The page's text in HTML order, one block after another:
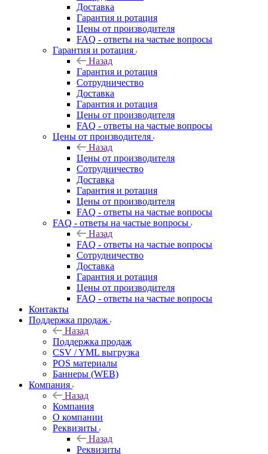
Доставка
Гарантия и ротация
Цены от производителя
FAQ - ответы на частые вопросы
Гарантия и ротация
Назад
Гарантия и ротация
Сотрудничество
Доставка
Гарантия и ротация
Цены от производителя
FAQ - ответы на частые вопросы
Цены от производителя
Назад
Цены от производителя
Сотрудничество
Доставка
Гарантия и ротация
Цены от производителя
FAQ - ответы на частые вопросы
FAQ - ответы на частые вопросы
Назад
FAQ - ответы на частые вопросы
Сотрудничество
Доставка
Гарантия и ротация
Цены от производителя
FAQ - ответы на частые вопросы
Контакты
Поддержка продаж
Назад
Поддержка продаж
CSV / YML выгрузка
POS материалы
Баннеры (WEB)
Компания
Назад
Компания
О компании
Реквизиты
Назад
Реквизиты